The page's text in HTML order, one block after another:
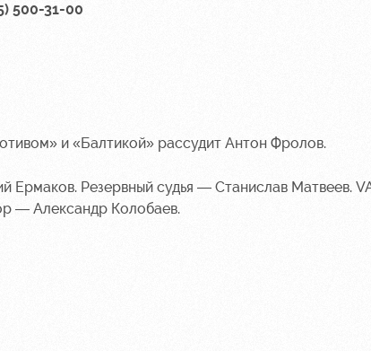
500-31-00
и «Балтикой» рассудит Антон Фролов.
Резервный судья — Станислав Матвеев.
— Александр Колобаев.